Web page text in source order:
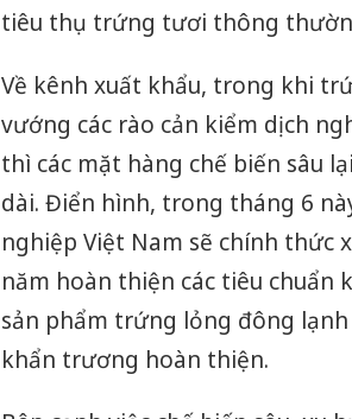
tiêu thụ trứng tươi thông
Về kênh xuất khẩu, trong khi
vướng các rào cản kiểm dịch
thì các mặt hàng chế biến sâu
dài. Điển hình, trong tháng 6
nghiệp Việt Nam sẽ chính thức
năm hoàn thiện các tiêu chuẩn
sản phẩm trứng lỏng đông
khẩn trương hoàn thiện.